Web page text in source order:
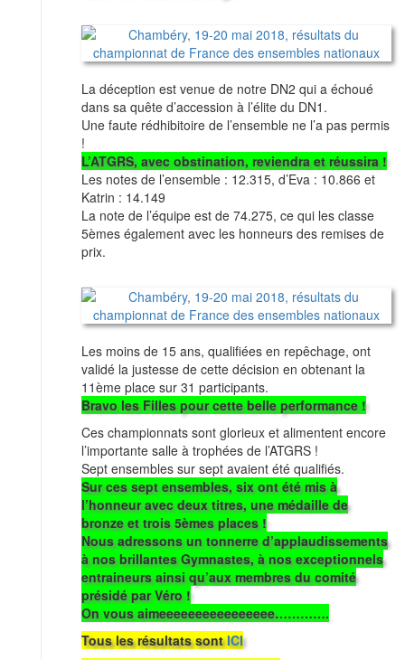
La déception est venue de notre DN2 qui a échoué
dans sa quête d’accession à l’élite du DN1.
Une faute rédhibitoire de l’ensemble ne l’a pas permis
!
L’ATGRS, avec obstination, reviendra et réussira !
Les notes de l’ensemble : 12.315, d’Eva : 10.866 et
Katrin : 14.149
La note de l’équipe est de 74.275, ce qui les classe
5èmes également avec les honneurs des remises de
prix.
Les moins de 15 ans, qualifiées en repêchage, ont
validé la justesse de cette décision en obtenant la
11ème place sur 31 participants.
Bravo les Filles pour cette belle performance !
Ces championnats sont glorieux et alimentent encore
l’importante salle à trophées de l’ATGRS !
Sept ensembles sur sept avaient été qualifiés.
Sur ces sept ensembles, six ont été mis à
l’honneur avec deux titres, une médaille de
bronze et trois 5èmes places !
Nous adressons un tonnerre d’applaudissements
à nos brillantes Gymnastes, à nos exceptionnels
entraineurs ainsi qu’aux membres du comité
présidé par Véro !
On vous aimeeeeeeeeeeeeeeee………….
Tous les résultats sontICI